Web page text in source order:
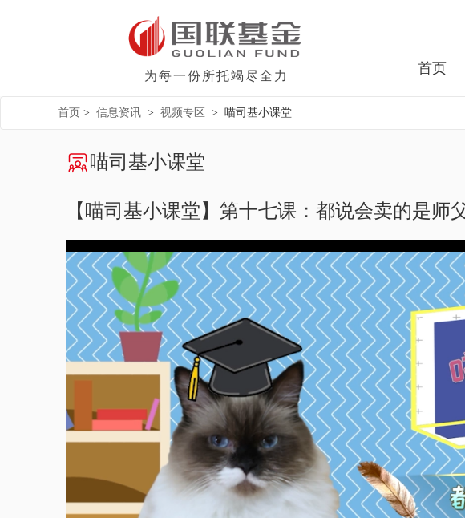
为每一份所托竭尽全力 首页
首页 > 信息资讯 > 视频专区 > 喵司基小课堂
喵司基小课堂
【喵司基小课堂】第十七课：都说会卖的是师